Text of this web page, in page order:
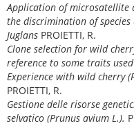
Application of
the discrimination of
Juglans PROIETTI, R.
Clone selection for wild
reference to some traits used
Experience with wild cherry
PROIETTI, R.
Gestione delle risorse
selvatico (Prunus avium L.).